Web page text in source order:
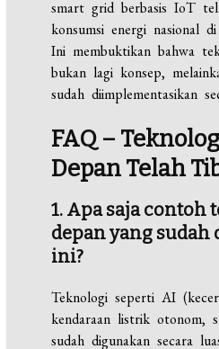
smart grid berbasis IoT
konsumsi energi nasional
Ini membuktikan bahwa
bukan lagi konsep,
sudah diimplementasikan
FAQ –
Depan Telah
1. Apa saja contoh
depan yang sudah
ini?
Teknologi seperti AI
kendaraan listrik otonom,
sudah digunakan secara